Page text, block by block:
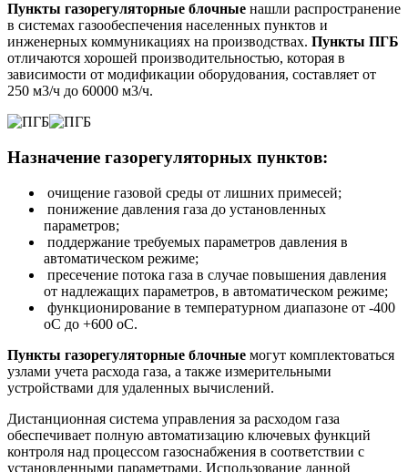
Пункты газорегуляторные блочные нашли распространение
в системах газообеспечения населенных пунктов и
инженерных коммуникациях на производствах. Пункты ПГБ
отличаются хорошей производительностью, которая в
зависимости от модификации оборудования, составляет от
250 м3/ч до 60000 м3/ч.
Назначение газорегуляторных пунктов:
очищение газовой среды от лишних примесей;
понижение давления газа до установленных
параметров;
поддержание требуемых параметров давления в
автоматическом режиме;
пресечение потока газа в случае повышения давления
от надлежащих параметров, в автоматическом режиме;
функционирование в температурном диапазоне от -400
оС до +600 oС.
Пункты газорегуляторные блочные могут комплектоваться
узлами учета расхода газа, а также измерительными
устройствами для удаленных вычислений.
Дистанционная система управления за расходом газа
обеспечивает полную автоматизацию ключевых функций
контроля над процессом газоснабжения в соответствии с
установленными параметрами. Использование данной